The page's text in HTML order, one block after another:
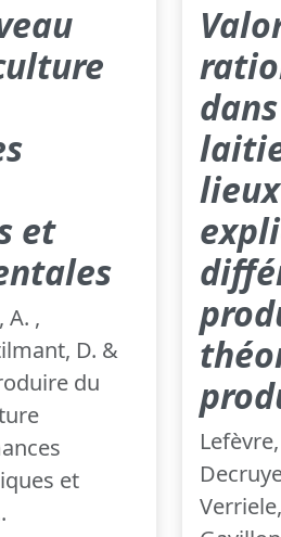
et
A. ,
D. &
du
et